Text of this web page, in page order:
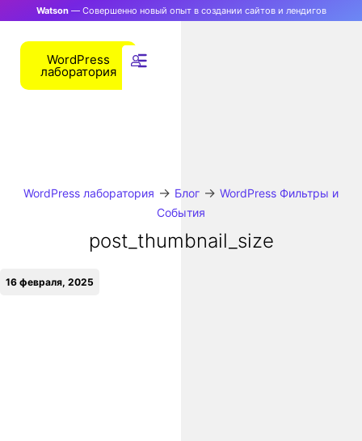
Watson— Совершенно новый опыт в создании сайтов и лендигов
WordPress
лаборатория
WordPress лаборатория → Блог → WordPress Фильтры и
События
post_thumbnail_size
16 февраля, 2025